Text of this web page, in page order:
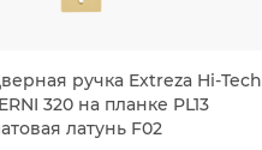
ручка Extreza Hi-Tech
320 на планке PL13
латунь F02